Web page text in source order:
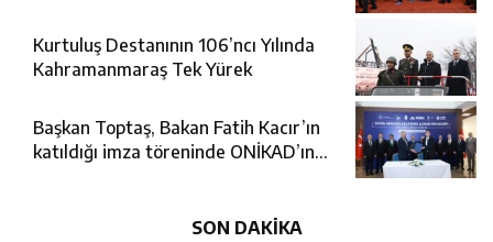
Kurtuluş Destanının 106’ncı Yılında
Kahramanmaraş Tek Yürek
Başkan Toptaş, Bakan Fatih Kacır’ın
katıldığı imza töreninde ONİKAD’ın
SON DAKİKA